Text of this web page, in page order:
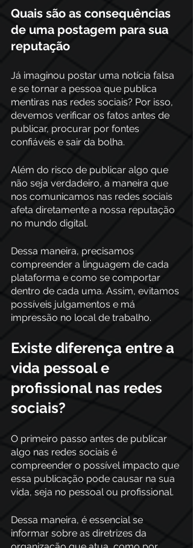
Quais são as consequências
de uma postagem para sua
reputação
Já imaginou postar uma notícia falsa
e se tornar a pessoa que publica
mentiras nas redes sociais? Por isso,
devemos verificar os fatos antes de
publicar, procurar por fontes
confiáveis e sair da bolha.
Além do risco de publicar algo que
não seja verdadeiro, a maneira que
nos comunicamos nas redes sociais
afeta diretamente a nossa reputação
no mundo digital.
Dessa maneira, precisamos
compreender a linguagem de cada
plataforma e como se comportar
dentro de cada uma. Assim, evitamos
possíveis julgamentos e má
impressão no local de trabalho.
Existe diferença entre a
vida pessoal e
profissional nas redes
sociais?
O primeiro passo antes de publicar
algo nas redes sociais é
compreender o possível impacto que
essa publicação pode causar na sua
vida, seja no pessoal ou profissional.
Dessa maneira, é essencial se
informar sobre as diretrizes da